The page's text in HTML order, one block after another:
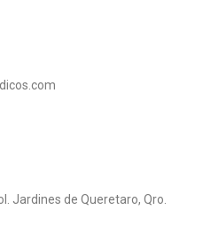
Jardines de Queretaro, Qro.